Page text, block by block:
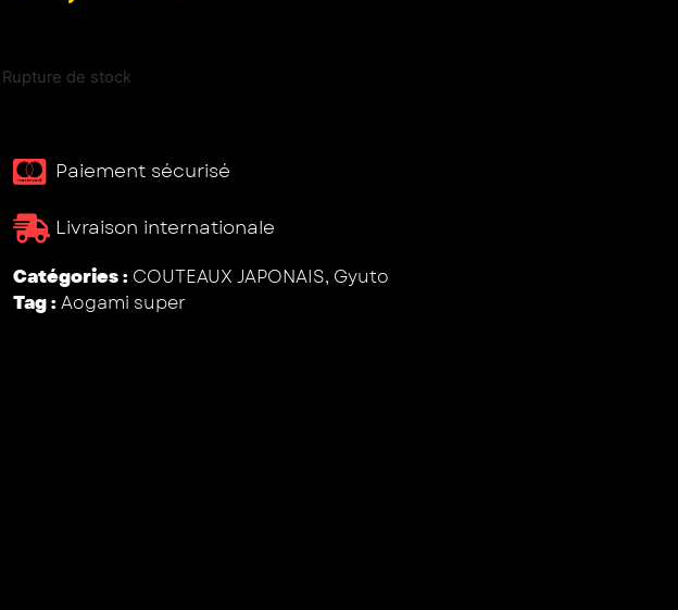
Rupture de stock
Paiement sécurisé ​
Livraison internationale
Catégories : COUTEAUX JAPONAIS, Gyuto
Tag :Aogami super